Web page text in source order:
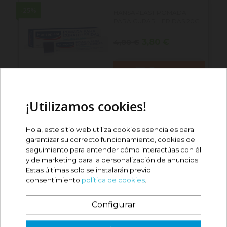
Comprar
HANSAPLAST VENDA
COHESIVA PARA DEDOS...
Precio
2,50 €
Comprar
HANSAPLAST APÓSITOS
UNIVERSAL SIN...
Precio
1,90 €
¡Utilizamos cookies!
Hola, este sitio web utiliza cookies esenciales para
garantizar su correcto funcionamiento, cookies de
seguimiento para entender cómo interactúas con él
y de marketing para la personalización de anuncios.
Estas últimas solo se instalarán previo
consentimiento política de cookies
Configurar